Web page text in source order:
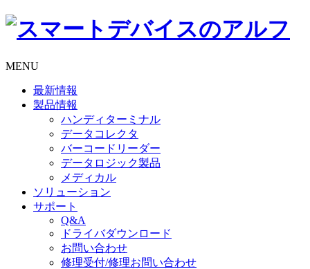
MENU
最新情報
製品情報
ハンディターミナル
データコレクタ
バーコードリーダー
データロジック製品
メディカル
ソリューション
サポート
Q&A
ドライバダウンロード
お問い合わせ
修理受付/修理お問い合わせ